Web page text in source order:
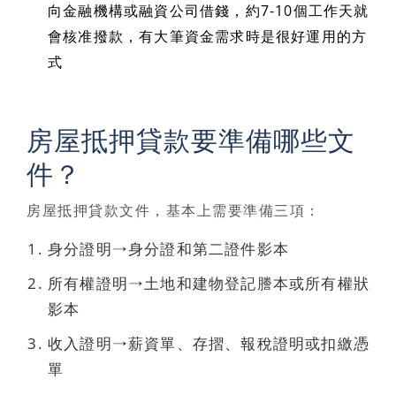
向金融機構或融資公司借錢，約7-10個工作天就
會核准撥款，有大筆資金需求時是很好運用的方
式
房屋抵押貸款要準備哪些文
件？
房屋抵押貸款文件，基本上需要準備三項：
身分證明→身分證和第二證件影本
所有權證明→土地和建物登記謄本或所有權狀
影本
收入證明→薪資單、存摺、報稅證明或扣繳憑
單